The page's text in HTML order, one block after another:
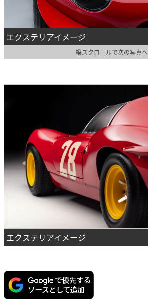
エクステリアイメージ
縦スクロールで次の写真へ
エクステリアイメージ